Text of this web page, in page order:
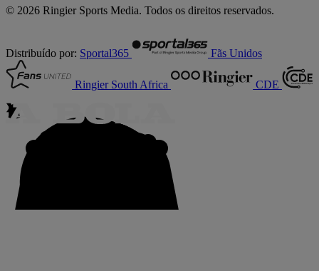
© 2026 Ringier Sports Media. Todos os direitos reservados.
Distribuído por: Sportal365 Fãs Unidos
Ringier South Africa CDE